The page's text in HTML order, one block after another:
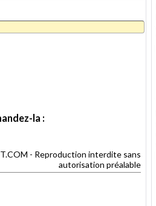
la :
- Reproduction interdite sans
autorisation préalable